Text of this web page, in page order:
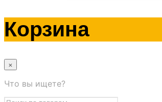
Корзина
×
Что вы ищете?